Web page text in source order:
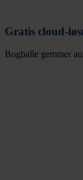
Gratis cloud-
Bogballe gemmer